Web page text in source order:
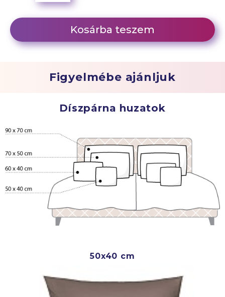
Kosárba teszem
Figyelmébe ajánljuk
Díszpárna huzatok
50x40 cm